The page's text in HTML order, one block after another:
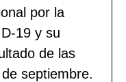
por la
19 y su
de las
septiembre.